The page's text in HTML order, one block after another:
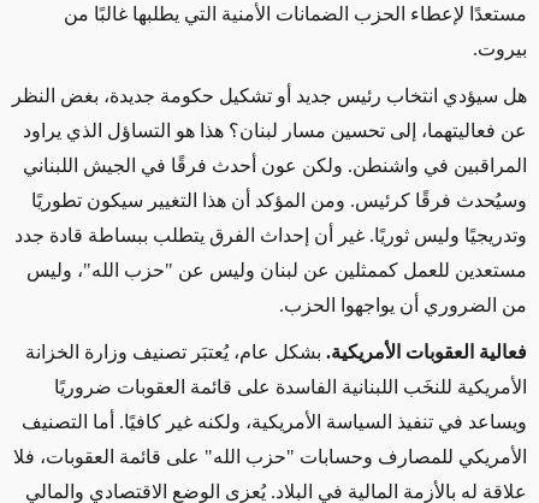
مستعدًا لإعطاء الحزب الضمانات الأمنية التي يطلبها غالبًا من
بيروت.
هل سيؤدي انتخاب رئيس جديد أو تشكيل حكومة جديدة، بغض النظر
عن فعاليتهما، إلى تحسين مسار لبنان؟ هذا هو التساؤل الذي يراود
المراقبين في واشنطن. ولكن عون أحدث فرقًا في الجيش اللبناني
وسيُحدث فرقًا كرئيس. ومن المؤكد أن هذا التغيير سيكون تطوريًا
وتدريجيًا وليس ثوريًا. غير أن إحداث الفرق يتطلب ببساطة قادة جدد
مستعدين للعمل كممثلين عن لبنان وليس عن "حزب الله"، وليس
من الضروري أن يواجهوا الحزب.
فعالية العقوبات الأمريكية.بشكل عام، يُعتبَر تصنيف وزارة الخزانة
الأمريكية للنخَب اللبنانية الفاسدة على قائمة العقوبات ضروريًا
ويساعد في تنفيذ السياسة الأمريكية، ولكنه غير كافيًا. أما التصنيف
الأمريكي للمصارف وحسابات "حزب الله" على قائمة العقوبات، فلا
علاقة له بالأزمة المالية في البلاد. يُعزى الوضع الاقتصادي والمالي